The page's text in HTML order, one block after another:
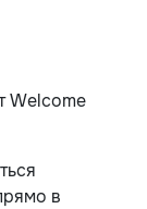
Welcome
в